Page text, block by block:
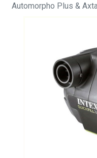
Automorpho Plus &